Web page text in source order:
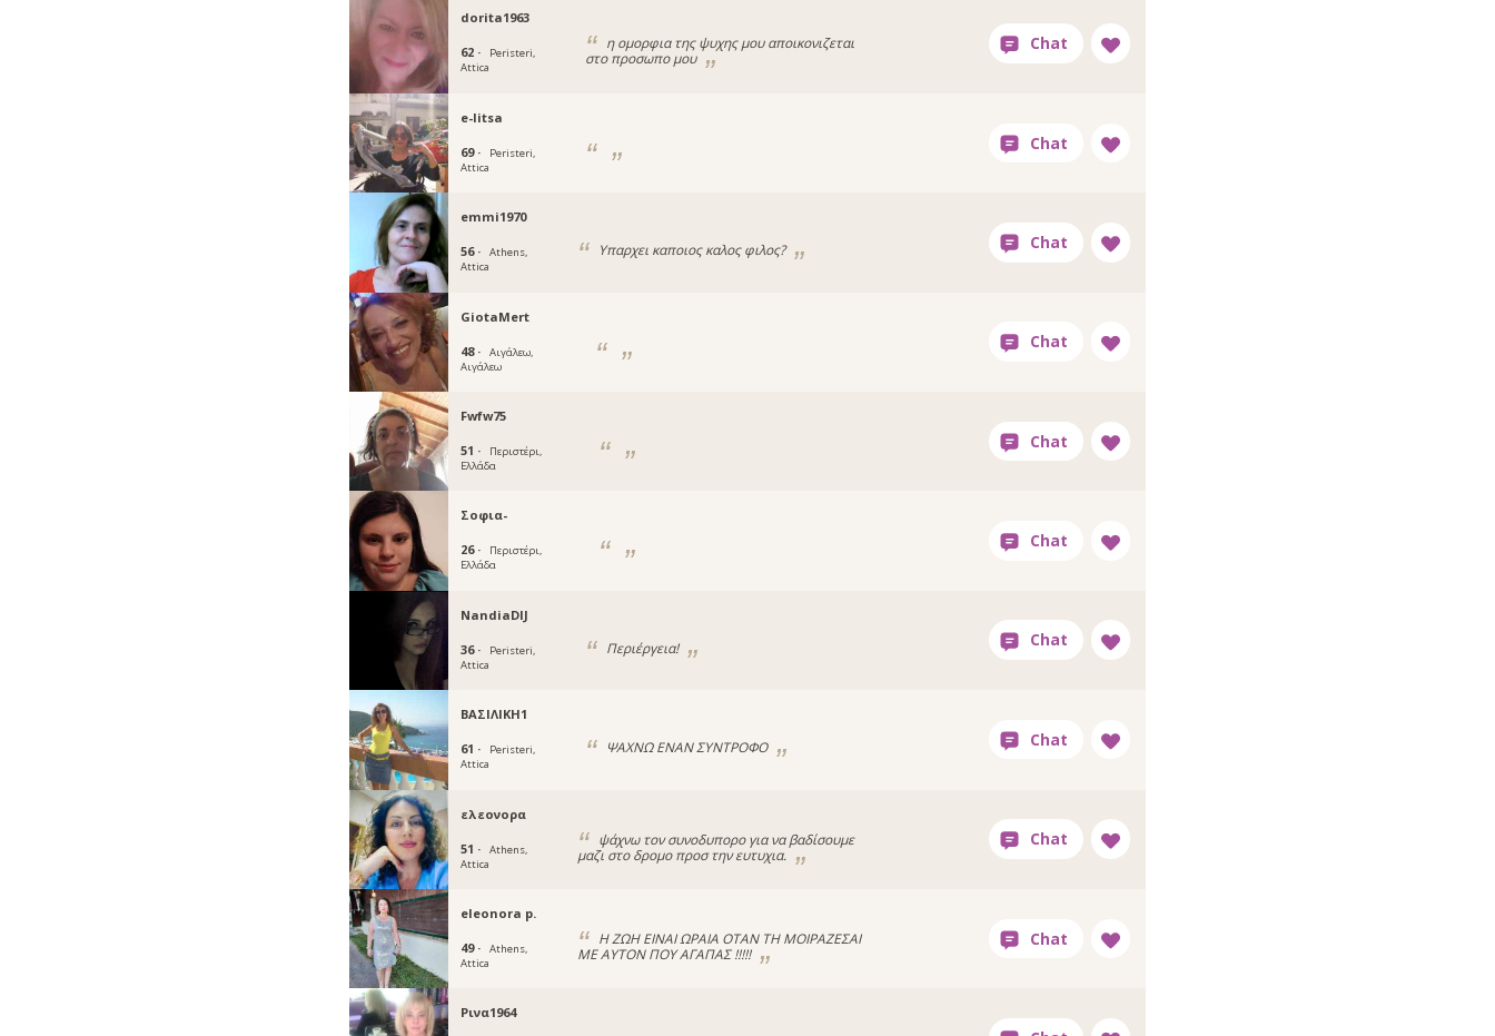
dorita1963
62 ·
Peristeri,
Attica
η ομορφια της ψυχης μου αποικονιζεται
στο προσωπο μου
e-litsa
69 ·
Peristeri,
Attica
emmi1970
56 ·
Athens,
Attica
Υπαρχει καποιος καλος φιλος?
GiotaMert
48 ·
Αιγάλεω,
Αιγάλεω
Fwfw75
51 ·
Περιστέρι,
Ελλάδα
Σοφια-
26 ·
Περιστέρι,
Ελλάδα
NandiaDIJ
36 ·
Peristeri,
Attica
Περιέργεια!
ΒΑΣΙΛΙΚΗ1
61 ·
Peristeri,
Attica
ΨΑΧΝΩ ΕΝΑΝ ΣΥΝΤΡΟΦΟ
ελεονορα
51 ·
Athens,
Attica
ψάχνω τον συνοδυπορο για να βαδίσουμε
μαζι στο δρομο προσ την ευτυχια.
eleonora p.
49 ·
Athens,
Attica
Η ΖΩΗ ΕΙΝΑΙ ΩΡΑΙΑ ΟΤΑN ΤΗ ΜOΙΡΑΖΕΣAI
ΜΕ ΑΥΤΟΝ ΠΟΥ ΑΓΑΠΑΣ !!!!!
Ρινα1964